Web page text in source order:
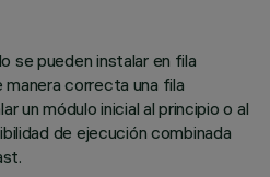
se pueden instalar en fila
correcta una fila
un módulo inicial al principio o al
de ejecución combinada